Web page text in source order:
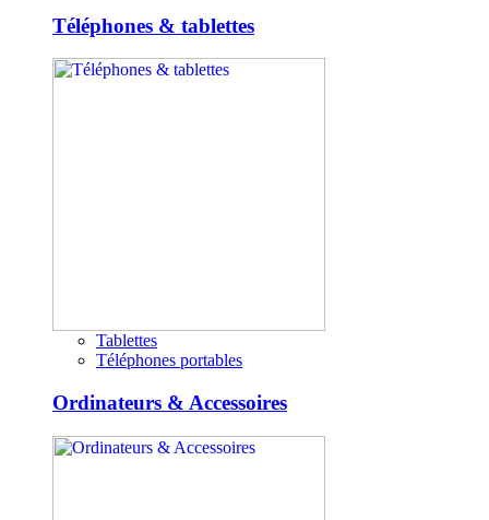
Téléphones & tablettes
Tablettes
Téléphones portables
Ordinateurs & Accessoires